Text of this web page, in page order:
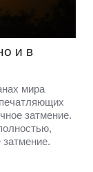
и в
мира
затмение.